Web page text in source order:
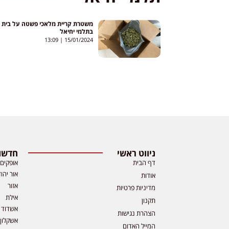
משטרת קריית מלאכי פשטה על בית
בתלמי יחיאל
15/01/2024
13:09
ניווט ראשי
דף הבית
אודות
מדיניות פרטיות
תקנון
הצהרת נגישות
המייל האדום
אופקים
אור
אזור
אילת
אשדוד
אשקלון